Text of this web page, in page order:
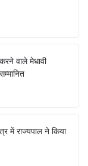
वाले मेधावी
में राज्यपाल ने किया